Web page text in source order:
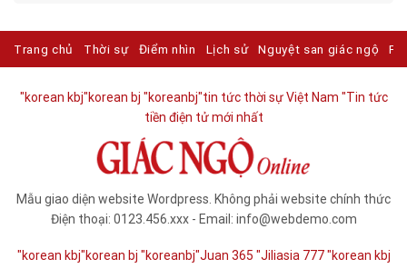
Trang chủ Thời sự Điểm nhìn Lịch sử Nguyệt san giác ngộ
"korean kbj​"korean bj "koreanbj​"tin tức thời sự Việt Nam "Tin tức
tiền điện tử mới nhất​
Mẫu giao diện website Wordpress. Không phải website chính thức
Điện thoại: 0123.456.xxx - Email: info@webdemo.com
"korean kbj​"korean bj "koreanbj​"Juan 365 "Jiliasia 777 "korean kbj